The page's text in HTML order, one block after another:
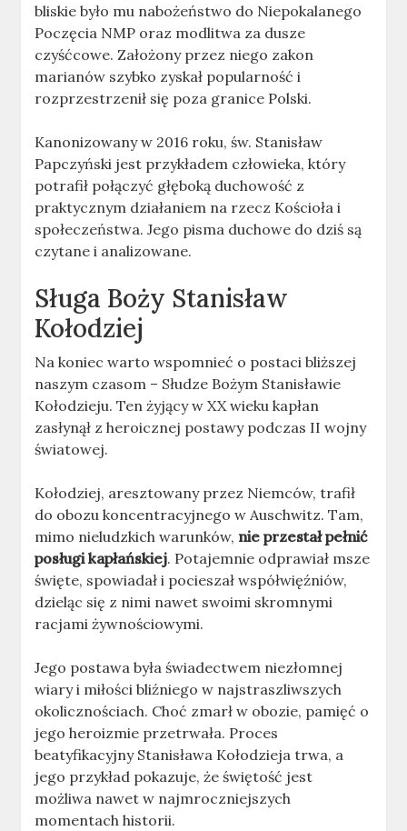
bliskie było mu nabożeństwo do Niepokalanego
Poczęcia NMP oraz modlitwa za dusze
czyśćcowe. Założony przez niego zakon
marianów szybko zyskał popularność i
rozprzestrzenił się poza granice Polski.
Kanonizowany w 2016 roku, św. Stanisław
Papczyński jest przykładem człowieka, który
potrafił połączyć głęboką duchowość z
praktycznym działaniem na rzecz Kościoła i
społeczeństwa. Jego pisma duchowe do dziś są
czytane i analizowane.
Sługa Boży Stanisław
Kołodziej
Na koniec warto wspomnieć o postaci bliższej
naszym czasom – Słudze Bożym Stanisławie
Kołodzieju. Ten żyjący w XX wieku kapłan
zasłynął z heroicznej postawy podczas II wojny
światowej.
Kołodziej, aresztowany przez Niemców, trafił
do obozu koncentracyjnego w Auschwitz. Tam,
mimo nieludzkich warunków, nie przestał pełnić
posługi kapłańskiej. Potajemnie odprawiał msze
święte, spowiadał i pocieszał współwięźniów,
dzieląc się z nimi nawet swoimi skromnymi
racjami żywnościowymi.
Jego postawa była świadectwem niezłomnej
wiary i miłości bliźniego w najstraszliwszych
okolicznościach. Choć zmarł w obozie, pamięć o
jego heroizmie przetrwała. Proces
beatyfikacyjny Stanisława Kołodzieja trwa, a
jego przykład pokazuje, że świętość jest
możliwa nawet w najmroczniejszych
momentach historii.